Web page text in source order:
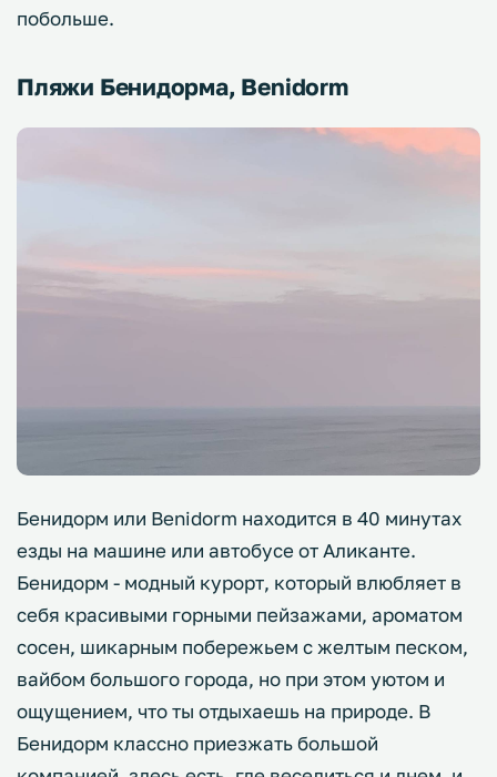
побольше.
Пляжи Бенидорма, Benidorm
Бенидорм или Benidorm находится в 40 минутах
езды на машине или автобусе от Аликанте.
Бенидорм - модный курорт, который влюбляет в
себя красивыми горными пейзажами, ароматом
сосен, шикарным побережьем с желтым песком,
вайбом большого города, но при этом уютом и
ощущением, что ты отдыхаешь на природе. В
Бенидорм классно приезжать большой